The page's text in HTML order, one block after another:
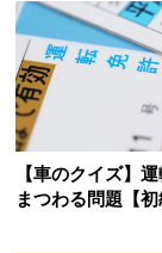
【車のクイズ】
まつわる問題【初